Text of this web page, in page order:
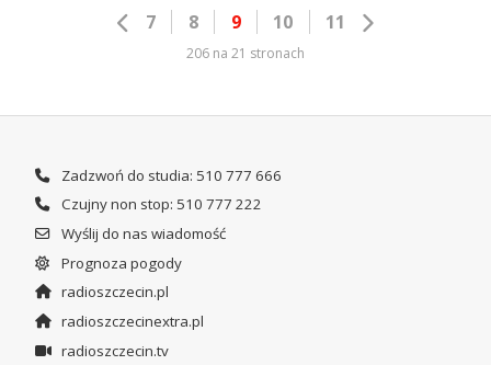
7 8 9 10 11
206 na 21 stronach
Zadzwoń do studia: 510 777 666
Czujny non stop: 510 777 222
Wyślij do nas wiadomość
Prognoza pogody
radioszczecin.pl
radioszczecinextra.pl
radioszczecin.tv